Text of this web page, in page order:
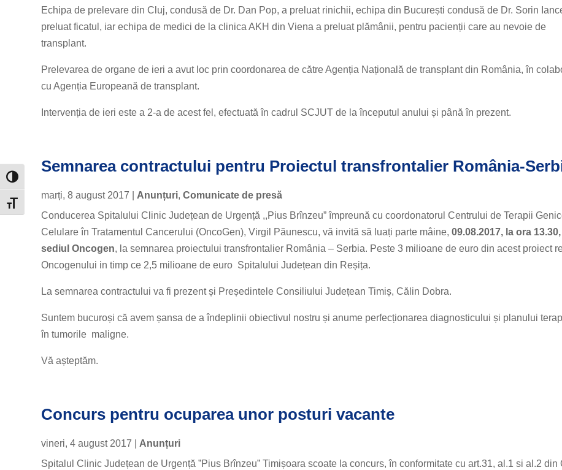
Toggle High Contrast
Toggle Font size
Echipa de prelevare din Cluj, condusă de Dr. Dan Pop, a preluat rinichii, echipa din București condusă de Dr. Sorin
preluat ficatul, iar echipa de medici de la clinica AKH din Viena a preluat plămânii, pentru pacienții care au nevoie de
transplant.
Prelevarea de organe de ieri a avut loc prin coordonarea de către Agenția Națională de transplant din România, în
cu Agenția Europeană de transplant.
Intervenția de ieri este a 2-a de acest fel, efectuată în cadrul SCJUT de la începutul anului și până în prezent.
Semnarea contractului pentru Proiectul transfrontalier România-
marți, 8 august 2017 Anunțuri,Comunicate de presă
Conducerea Spitalului Clinic Județean de Urgență ,,Pius Brînzeu” împreună cu coordonatorul Centrului de Terapii
Celulare în Tratamentul Cancerului (OncoGen), Virgil Păunescu, vă invită să luați parte mâine,09.08.2017, la ora
sediul Oncogen, la semnarea proiectului transfrontalier România – Serbia. Peste 3 milioane de euro din acest proiect
Oncogenului in timp ce 2,5 milioane de euro Spitalului Județean din Reșița.
La semnarea contractului va fi prezent și Președintele Consiliului Județean Timiș, Călin Dobra.
Suntem bucuroși că avem șansa de a îndeplinii obiectivul nostru și anume perfecționarea diagnosticului și planului
în tumorile maligne.
Vă așteptăm.
Concurs pentru ocuparea unor posturi vacante
vineri, 4 august 2017
Anunțuri
Spitalul Clinic Județean de Urgență ”Pius Brînzeu” Timișoara scoate la concurs, în conformitate cu art.31, al.1 si al.2 din